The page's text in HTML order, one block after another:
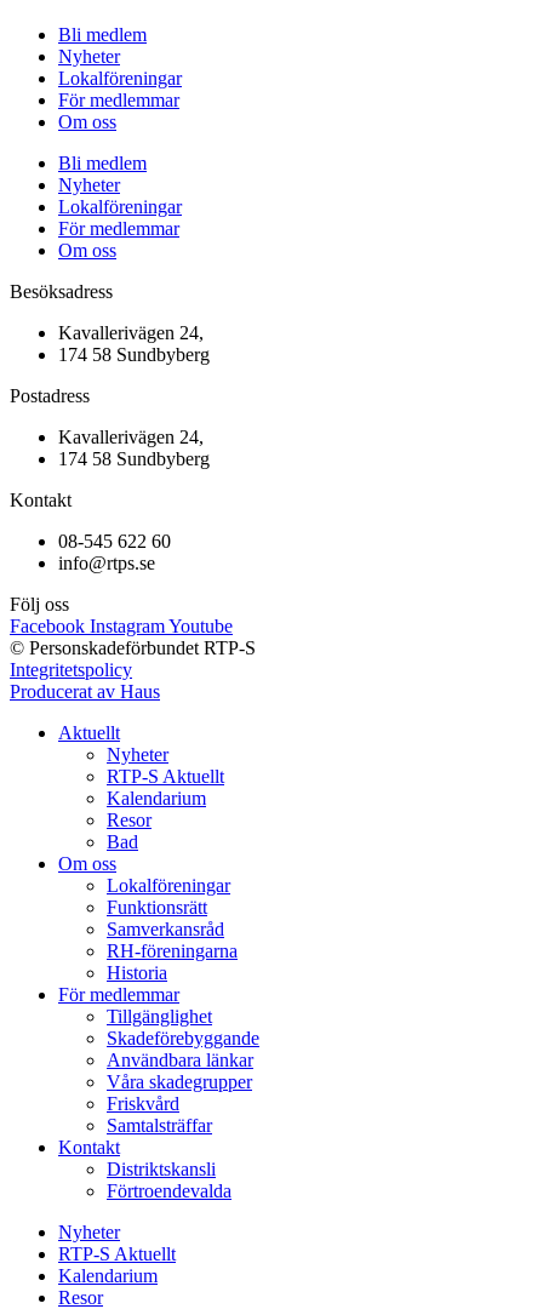
Bli medlem
Nyheter
Lokalföreningar
För medlemmar
Om oss
Bli medlem
Nyheter
Lokalföreningar
För medlemmar
Om oss
Besöksadress
Kavallerivägen 24,
174 58 Sundbyberg
Postadress
Kavallerivägen 24,
174 58 Sundbyberg
Kontakt
08-545 622 60
info@rtps.se
Följ oss
Facebook InstagramYoutube
© Personskadeförbundet RTP-S
Integritetspolicy
Producerat av Haus
Aktuellt
Nyheter
RTP-S Aktuellt
Kalendarium
Resor
Bad
Om oss
Lokalföreningar
Funktionsrätt
Samverkansråd
RH-föreningarna
Historia
För medlemmar
Tillgänglighet
Skadeförebyggande
Användbara länkar
Våra skadegrupper
Friskvård
Samtalsträffar
Kontakt
Distriktskansli
Förtroendevalda
Nyheter
RTP-S Aktuellt
Kalendarium
Resor